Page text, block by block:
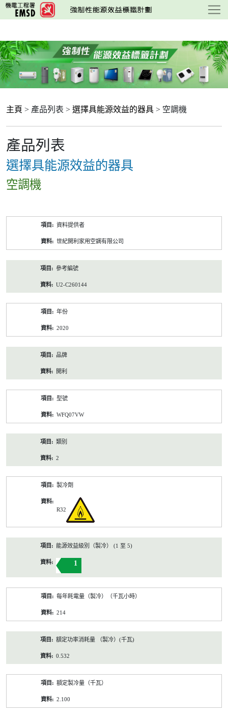
跳
至
要
內
容
主頁 > 產品列表 > 選擇具能源效益的器具 > 空調機
產品列表
選擇具能源效益的器具
空調機
資料提供者
世紀開利家用空調有限公司
參考編號
U2-C260144
年份
2020
品牌
開利
型號
WFQ07VW
類別
2
製冷劑
R32
能源效益級別（製冷） (1 至 5)
1
每年耗電量（製冷）（千瓦小時）
214
額定功率消耗量 （製冷）(千瓦)
0.532
額定製冷量（千瓦）
2.100